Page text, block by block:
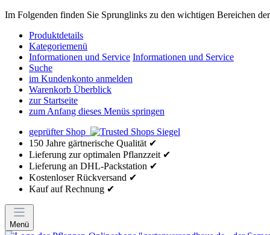
Im Folgenden finden Sie Sprunglinks zu den wichtigen Bereichen
Produktdetails
Kategoriemenü
Informationen und Service Informationen und Service
Suche
im Kundenkonto anmelden
Warenkorb Überblick
zur Startseite
zum Anfang dieses Menüs springen
geprüfter Shop
150 Jahre gärtnerische Qualität ✔
Lieferung zur optimalen Pflanzzeit ✔
Lieferung an DHL-Packstation ✔
Kostenloser Rückversand ✔
Kauf auf Rechnung ✔
Menü